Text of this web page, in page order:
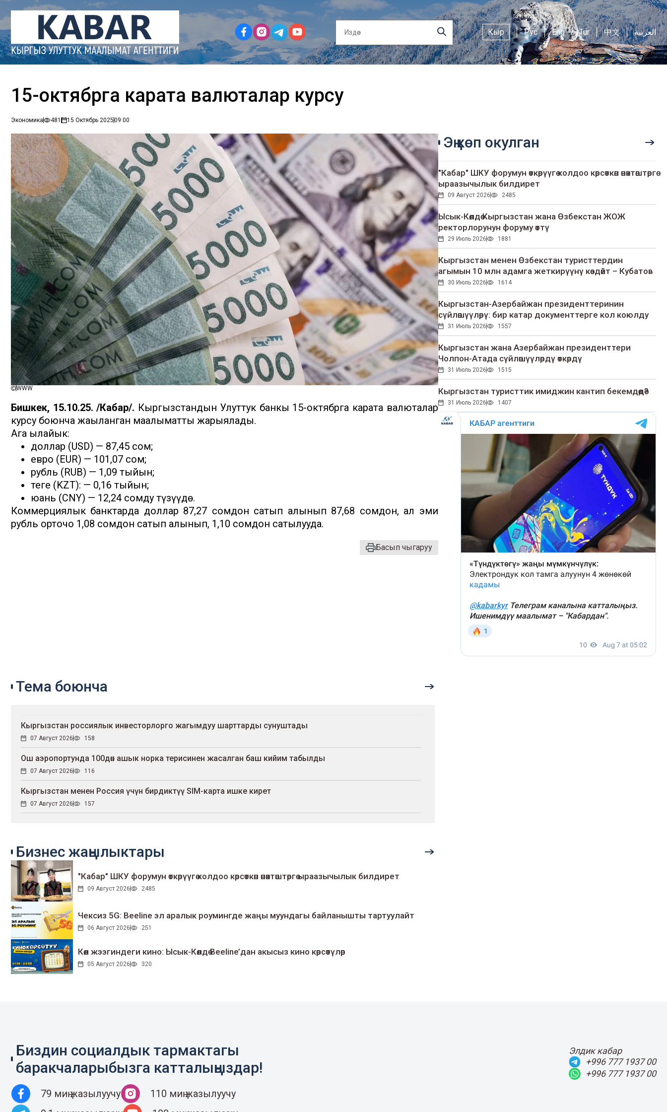
Кыр Рус Eng Tur 中文 العربية
15-октябрга карата валюталар курсу
Экономика 481 15 Октябрь 202509:00
WWW
Бишкек, 15.10.25. /Кабар/. Кыргызстандын Улуттук банкы 15-октябрга карата валюталар
курсу боюнча жаңыланган маалыматты жарыялады.
Ага ылайык:
доллар (USD) — 87,45 сом;
евро (EUR) — 101,07 сом;
рубль (RUB) — 1,09 тыйын;
теңге (KZT): — 0,16 тыйын;
юань (CNY) — 12,24 сомду түзүүдө.
Коммерциялык банктарда доллар 87,27 сомдон сатып алынып 87,68 сомдон, ал эми
рубль орточо 1,08 сомдон сатып алынып, 1,10 сомдон сатылууда.
Басып чыгаруу
Эң көп окулган
"Кабар" ШКУ форумун өткөрүүгө колдоо көрсөткөн өнөктөштөргө
ыраазычылык билдирет
09 Август 2026 2485
Ысык-Көлдө Кыргызстан жана Өзбекстан ЖОЖ
ректорлорунун форуму өттү
29 Июль 2026 1881
Кыргызстан менен Өзбекстан туристтердин
агымын 10 млн адамга жеткирүүнү көздөйт – Кубатов
30 Июль 2026 1614
Кыргызстан-Азербайжан президенттеринин
сүйлөшүүлөрү: бир катар документтерге кол коюлду
31 Июль 2026 1557
Кыргызстан жана Азербайжан президенттери
Чолпон-Атада сүйлөшүүлөрдү өткөрдү
31 Июль 2026 1515
Кыргызстан туристтик имиджин кантип бекемдөөдө?
31 Июль 2026 1407
Тема боюнча
Кыргызстан россиялык инвесторлорго жагымдуу шарттарды сунуштады
07 Август 2026 158
Ош аэропортунда 100дөн ашык норка терисинен жасалган баш кийим табылды
07 Август 2026 116
Кыргызстан менен Россия үчүн бирдиктүү SIM-карта ишке кирет
07 Август 2026 157
Бизнес жаңылыктары
"Кабар" ШКУ форумун өткөрүүгө колдоо көрсөткөн өнөктөштөргө ыраазычылык билдирет
09 Август 2026 2485
Чексиз 5G: Beeline эл аралык роумингде жаңы муундагы байланышты тартуулайт
06 Август 2026 251
Көл жээгиндеги кино: Ысык-Көлдө Beeline’дан акысыз кино көрсөтүлөр
05 Август 2026 320
Биздин социалдык тармактагы
баракчаларыбызга катталыңыздар!
79 миң жазылуучу
110 миң жазылуучу
Элдик кабар
+996 777 1937 00
+996 777 1937 00